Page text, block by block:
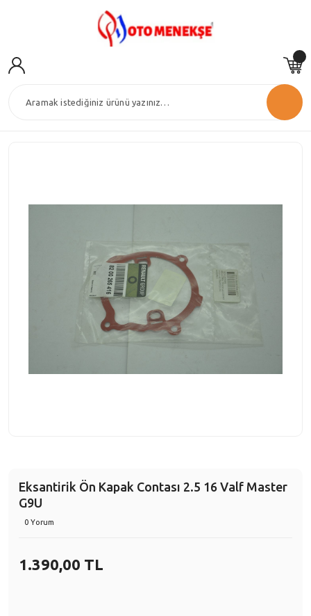
Eksantirik Ön Kapak Contası 2.5 16 Valf Master
G9U
0 Yorum
1.390,00 TL